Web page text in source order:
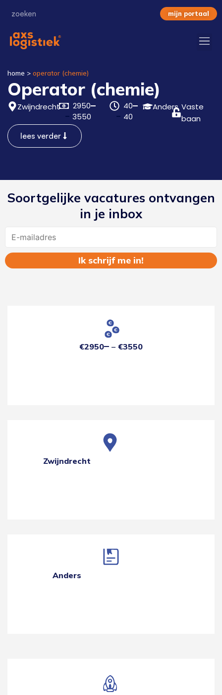
mijn portaal
home > operator (chemie)
Operator (chemie)
Zwijndrecht
2950
3550
40
40
Anders Vaste
baan
lees verder
Soortgelijke vacatures ontvangen
in je inbox
€2950 €3550
Zwijndrecht
Anders